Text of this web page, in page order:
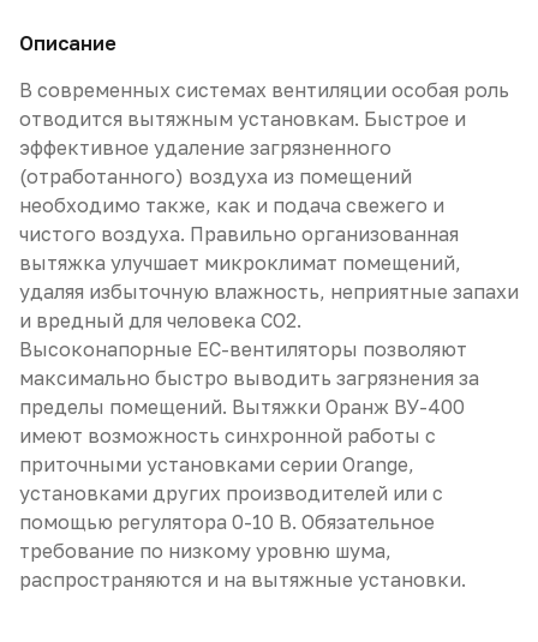
Описание
В современных системах вентиляции особая роль
отводится вытяжным установкам. Быстрое и
эффективное удаление загрязненного
(отработанного) воздуха из помещений
необходимо также, как и подача свежего и
чистого воздуха. Правильно организованная
вытяжка улучшает микроклимат помещений,
удаляя избыточную влажность, неприятные запахи
и вредный для человека СО2.
Высоконапорные ЕС-вентиляторы позволяют
максимально быстро выводить загрязнения за
пределы помещений. Вытяжки Оранж ВУ-400
имеют возможность синхронной работы с
приточными установками серии Orange,
установками других производителей или с
помощью регулятора 0-10 В. Обязательное
требование по низкому уровню шума,
распространяются и на вытяжные установки.